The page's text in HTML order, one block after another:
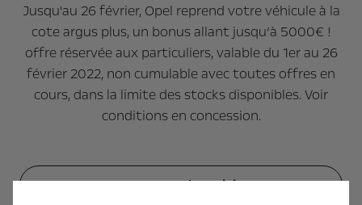
Jusqu'au 26 février, Opel reprend votre véhicule à la
cote argus plus, un bonus allant jusqu’à 5000€ !
offre réservée aux particuliers, valable du 1er au 26
février 2022, non cumulable avec toutes offres en
cours, dans la limite des stocks disponibles. Voir
conditions en concession.
Contacter Opel martinique